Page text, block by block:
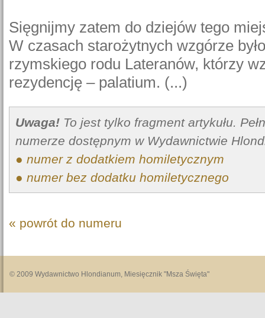
Sięgnijmy zatem do dziejów tego
W czasach starożytnych wzgórze
rzymskiego rodu Lateranów, którzy
rezydencję – palatium. (...)
Uwaga! To jest tylko fragment artykułu.
numerze dostępnym w Wydawnictwie
● numer z dodatkiem homiletycznym
● numer bez dodatku homiletycznego
« powrót do numeru
© 2009 Wydawnictwo Hlondianum, Miesięcznik "Msza Święta"